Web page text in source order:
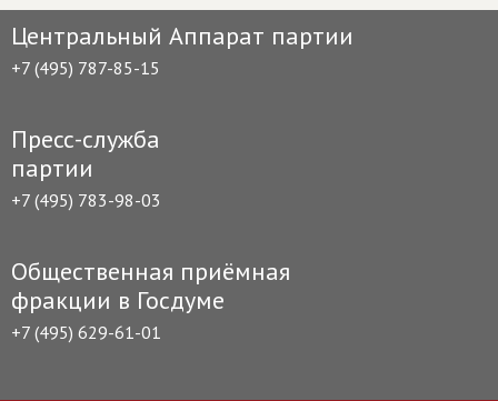
Центральный Аппарат партии
+7 (495) 787-85-15
Пресс-служба
партии
+7 (495) 783-98-03
Общественная приёмная
фракции в Госдуме
+7 (495) 629-61-01